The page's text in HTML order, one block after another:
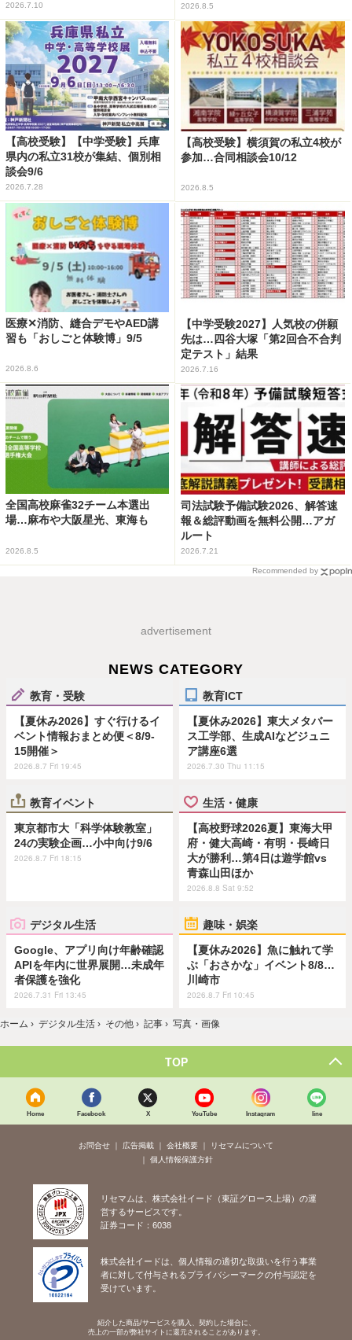
2026.7.10 2026.8.5
【高校受験】【中学受験】兵庫
県内の私立31校が集結、個別相
談会9/6
2026.7.28
【高校受験】横須賀の私立4校が
参加…合同相談会10/12
2026.8.5
医療✕消防、縫合デモやAED講
習も「おしごと体験博」9/5
2026.8.6
【中学受験2027】人気校の併願
先は…四谷大塚「第2回合不合判
定テスト」結果
2026.7.16
全国高校麻雀32チーム本選出
場…麻布や大阪星光、東海も
2026.8.5
司法試験予備試験2026、解答速
報＆総評動画を無料公開…アガ
ルート
2026.7.21
Recommended by
advertisement
NEWS CATEGORY
教育・受験
【夏休み2026】すぐ行けるイ
ベント情報おまとめ便＜8/9-
15開催＞
2026.8.7 Fri 19:45
教育ICT
【夏休み2026】東大メタバー
ス工学部、生成AIなどジュニ
ア講座6選
2026.7.30 Thu 11:15
教育イベント
東京都市大「科学体験教室」
24の実験企画…小中向け9/6
2026.8.7 Fri 18:15
生活・健康
【高校野球2026夏】東海大甲
府・健大高崎・有明・長崎日
大が勝利…第4日は遊学館vs
青森山田ほか
2026.8.8 Sat 9:52
デジタル生活
Google、アプリ向け年齢確認
APIを年内に世界展開…未成年
者保護を強化
2026.7.31 Fri 13:45
趣味・娯楽
【夏休み2026】魚に触れて学
ぶ「おさかな」イベント8/8…
川崎市
2026.8.7 Fri 10:45
ホーム › デジタル生活 › その他 › 記事 › 写真・画像
TOP
Home Facebook X YouTube Instagram line
お問合せ 広告掲載 会社概要
リセマムについて
個人情報保護方針
リセマムは、株式会社イード（東証グロース上場）の運
営するサービスです。
証券コード：6038
株式会社イードは、個人情報の適切な取扱いを行う事業
者に対して付与されるプライバシーマークの付与認定を
受けています。
紹介した商品/サービスを購入、契約した場合に、
売上の一部が弊社サイトに還元されることがあります。